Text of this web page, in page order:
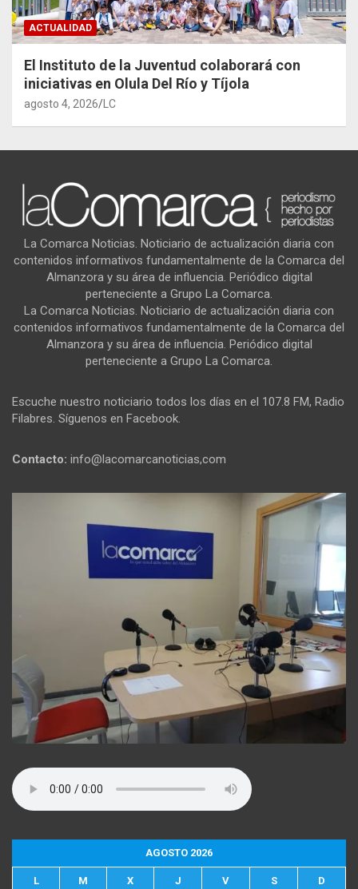
ACTUALIDAD
El Instituto de la Juventud colaborará con
iniciativas en Olula Del Río y Tíjola
agosto 4, 2026 LC
La Comarca Noticias. Noticiario de actualización diaria con
contenidos informativos fundamentalmente de la Comarca del
Almanzora y su área de influencia. Periódico digital
perteneciente a Grupo La Comarca.
La Comarca Noticias. Noticiario de actualización diaria con
contenidos informativos fundamentalmente de la Comarca del
Almanzora y su área de influencia. Periódico digital
perteneciente a Grupo La Comarca.
Escuche nuestro noticiario todos los días en el 107.8 FM, Radio
Filabres. Síguenos en Facebook.
Contacto: info@lacomarcanoticias,com
AGOSTO 2026
L M X J V S D